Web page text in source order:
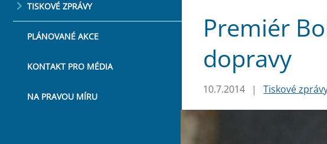
TISKOVÉ ZPRÁVY
PLÁNOVANÉ AKCE
KONTAKT PRO MÉDIA
NA PRAVOU MÍRU
Premiér
dopravy
10.7.2014 | Tiskové